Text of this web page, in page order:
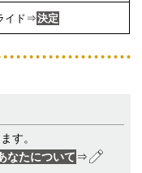
イド⇒決定
す。
なたについて ⇒